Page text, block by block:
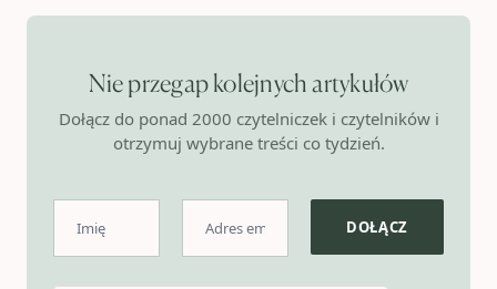
Nie przegap kolejnych artykułów
Dołącz do ponad 2000 czytelniczek i czytelników i
otrzymuj wybrane treści co tydzień.